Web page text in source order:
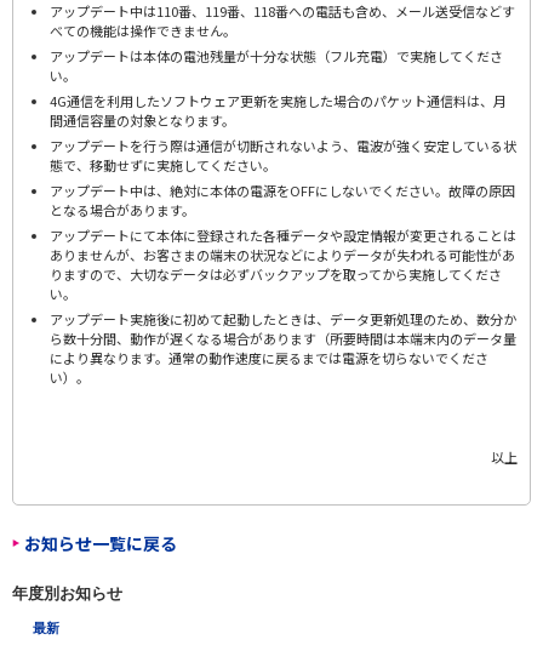
アップデート中は110番、119番、118番への電話も含め、メール送受信などす
べての機能は操作できません。
アップデートは本体の電池残量が十分な状態（フル充電）で実施してくださ
い。
4G通信を利用したソフトウェア更新を実施した場合のパケット通信料は、月
間通信容量の対象となります。
アップデートを行う際は通信が切断されないよう、電波が強く安定している状
態で、移動せずに実施してください。
アップデート中は、絶対に本体の電源をOFFにしないでください。故障の原因
となる場合があります。
アップデートにて本体に登録された各種データや設定情報が変更されることは
ありませんが、お客さまの端末の状況などによりデータが失われる可能性があ
りますので、大切なデータは必ずバックアップを取ってから実施してくださ
い。
アップデート実施後に初めて起動したときは、データ更新処理のため、数分か
ら数十分間、動作が遅くなる場合があります（所要時間は本端末内のデータ量
により異なります。通常の動作速度に戻るまでは電源を切らないでくださ
い）。
以上
お知らせ一覧に戻る
年度別お知らせ
最新